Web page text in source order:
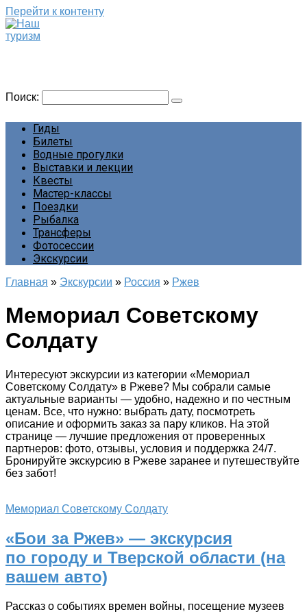
Перейти к контенту
Поиск:
Гиды
Билеты
Водные прогулки
Выставки и лекции
Квесты
Мастер-классы
Поездки
Рыбалка
Трансферы
Фотосессии
Экскурсии
Главная » Экскурсии » Россия » Ржев
Мемориал Советскому
Солдату
Интересуют экскурсии из категории «Мемориал
Советскому Солдату» в Ржеве? Мы собрали самые
актуальные варианты — удобно, надежно и по честным
ценам. Все, что нужно: выбрать дату, посмотреть
описание и оформить заказ за пару кликов. На этой
странице — лучшие предложения от проверенных
партнеров: фото, отзывы, условия и поддержка 24/7.
Бронируйте экскурсию в Ржеве заранее и путешествуйте
без забот!
Мемориал Советскому Солдату
«Бои за Ржев» — экскурсия
по городу и Тверской области (на
вашем авто)
Рассказ о событиях времен войны, посещение музеев